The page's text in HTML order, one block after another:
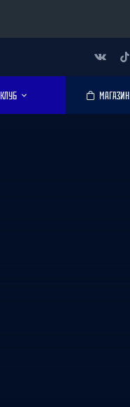
КЛУБ МАГАЗИН